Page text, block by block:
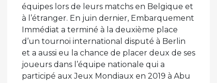
équipes lors de leurs matchs en Belgique et
à l’étranger. En juin dernier, Embarquement
Immédiat a terminé à la deuxième place
d’un tournoi international disputé à Berlin
et a aussi eu la chance de placer deux de ses
joueurs dans l’équipe nationale qui a
participé aux Jeux Mondiaux en 2019 à Abu